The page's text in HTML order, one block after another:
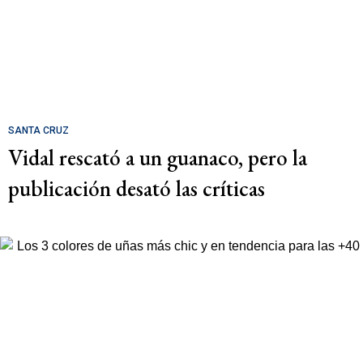
SANTA CRUZ
Vidal rescató a un guanaco, pero la
publicación desató las críticas